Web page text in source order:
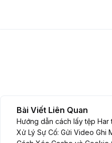
Bài Viết Liên Quan
Hướng dẫn cách lấy tệp
Xử Lý Sự Cố: Gửi Video Ghi